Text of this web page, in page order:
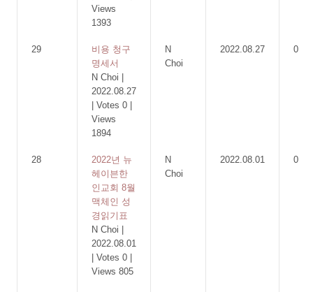
Views
1393
29
비용 청구
명세서
N Choi
2022.08.27
Votes 0
Views
1894
N
Choi
2022.08.27 0
28
2022년 뉴
헤이븐한
인교회 8월
맥체인 성
경읽기표
N Choi
2022.08.01
Votes 0
Views 805
N
Choi
2022.08.01 0